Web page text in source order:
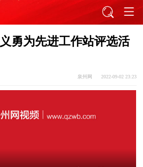
勇为先进工作站评选活
泉州网 2022-09-02 23:23